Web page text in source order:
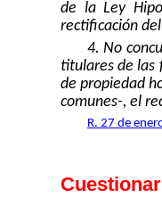
de la Ley
rectificación
4. No
titulares de las
de propiedad
comunes-, el
R. 27 de